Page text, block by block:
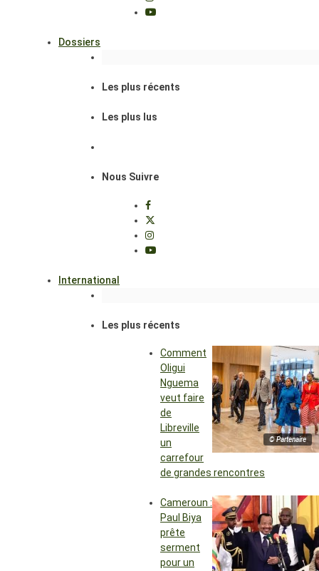
Dossiers
Les plus récents
Les plus lus
Nous Suivre
International
Les plus récents
© Partenaire
Comment
Oligui
Nguema
veut faire
de
Libreville
un
carrefour
de grandes rencontres
Cameroun :
Paul Biya
prête
serment
pour un